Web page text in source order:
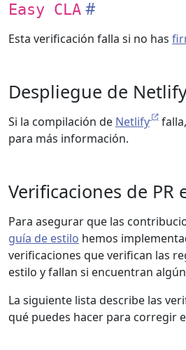
Easy CLA
Esta verificación falla si no has
Despliegue de
Si la compilación de Netlify
para más información.
Verificaciones de PR
Para asegurar que las
guía de estilo hemos
verificaciones que verifican las
estilo y fallan si encuentran
La siguiente lista describe las
qué puedes hacer para corregir